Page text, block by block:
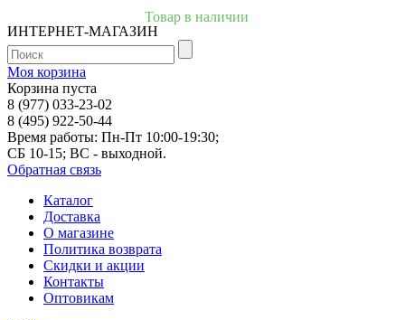
ИНТЕРНЕТ-МАГАЗИН
Моя корзина
Корзина пуста
8 (977) 033-23-02
8 (495) 922-50-44
Время работы: Пн-Пт 10:00-19:30;
СБ 10-15; ВС - выходной.
Обратная связь
Каталог
Доставка
О магазине
Политика возврата
Скидки и акции
Контакты
Оптовикам
Товар в наличии